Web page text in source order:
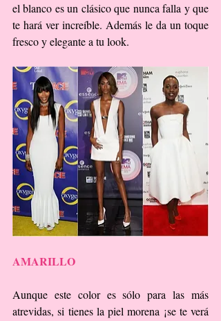
el blanco es un clásico que nunca falla y que
te hará ver increíble. Además le da un toque
fresco y elegante a tu look.
AMARILLO
Aunque este color es sólo para las más
atrevidas, si tienes la piel morena ¡se te verá